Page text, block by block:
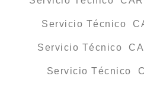
Servicio Técnico
Servicio Técnico
Servicio Técnico